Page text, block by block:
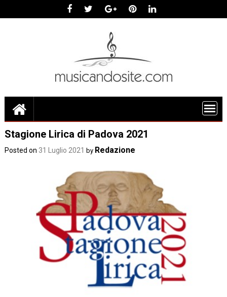
Stagione Lirica di Padova 2021
Posted on 31 Luglio 2021 by Redazione